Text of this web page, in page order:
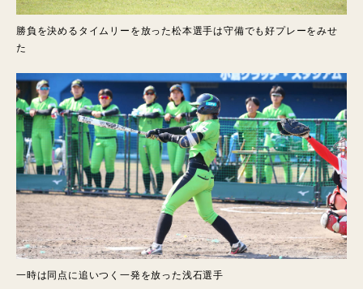
勝負を決めるタイムリーを放った松本選手は守備でも好プレーをみせ
た
一時は同点に追いつく一発を放った浅石選手